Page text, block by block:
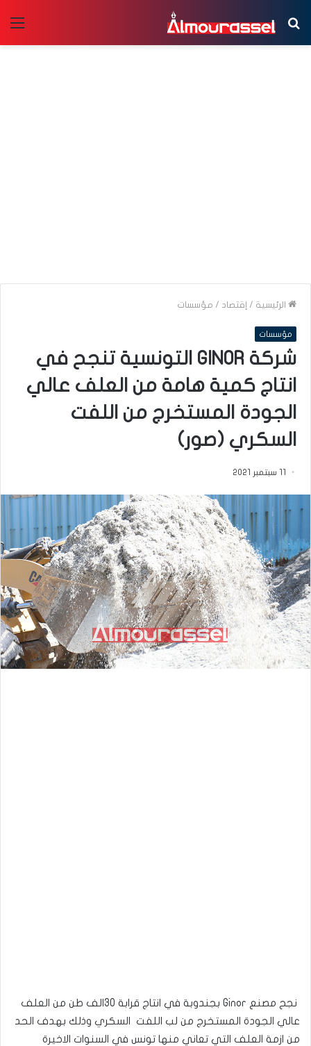
بحث
عن
الرئيسية / إقتصاد / مؤسسات
مؤسسات
شركة GINOR التونسية تنجح في
انتاج كمية هامة من العلف عالي
الجودة المستخرج من اللفت
السكري (صور)
11 سبتمبر 2021
نجح مصنع Ginor بجندوبة في انتاج قرابة 30الف طن من العلف
عالي الجودة المستخرج من لب اللفت السكري وذلك بهدف الحد
من ازمة العلف التي تعاني منها تونس في السنوات الاخيرة